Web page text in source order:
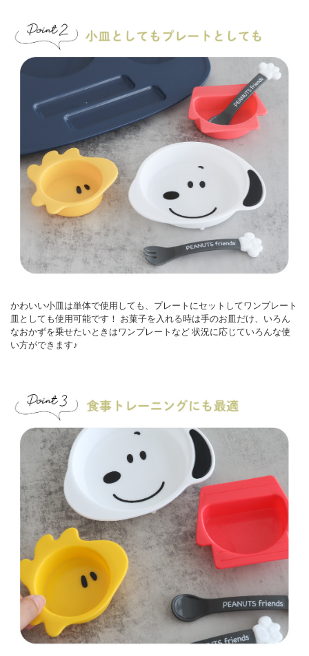
かわいい小皿は単体で使用しても、プレートにセットしてワンプレート
皿としても使用可能です！ お菓子を入れる時は手のお皿だけ、いろん
なおかずを乗せたいときはワンプレートなど 状況に応じていろんな使
い方ができます♪